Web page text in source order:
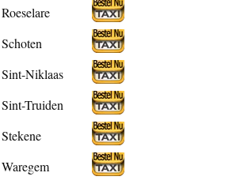
Roeselare
Schoten
Sint-Niklaas
Sint-Truiden
Stekene
Waregem